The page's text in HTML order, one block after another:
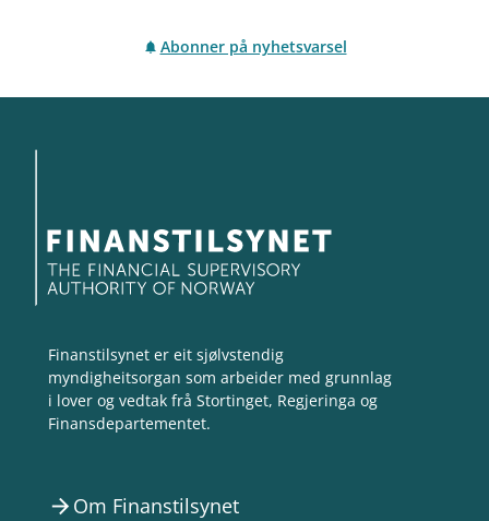
Abonner på nyhetsvarsel
Finanstilsynet er eit sjølvstendig
myndigheitsorgan som arbeider med grunnlag
i lover og vedtak frå Stortinget, Regjeringa og
Finansdepartementet.
arrow_forward Om Finanstilsynet